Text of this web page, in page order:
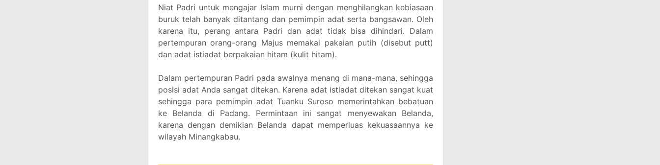
Niat Padri untuk mengajar Islam murni dengan menghilangkan kebiasaan
buruk telah banyak ditantang dan pemimpin adat serta bangsawan. Oleh
karena itu, perang antara Padri dan adat tidak bisa dihindari. Dalam
pertempuran orang-orang Majus memakai pakaian putih (disebut putt)
dan adat istiadat berpakaian hitam (kulit hitam).
Dalam pertempuran Padri pada awalnya menang di mana-mana, sehingga
posisi adat Anda sangat ditekan. Karena adat istiadat ditekan sangat kuat
sehingga para pemimpin adat Tuanku Suroso memerintahkan bebatuan
ke Belanda di Padang. Permintaan ini sangat menyewakan Belanda,
karena dengan demikian Belanda dapat memperluas kekuasaannya ke
wilayah Minangkabau.